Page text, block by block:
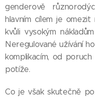
genderově
hlavním cílem je
kvůli vysokým
Neregulované užívání
komplikacím, od
potíže.
Co je však skutečně